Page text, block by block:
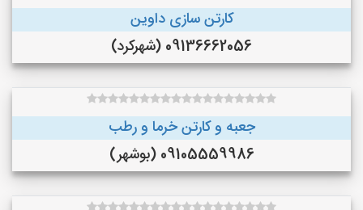
کارتن سازی داوین
09136662056 (شهرکرد)
جعبه و کارتن خرما و‌ رطب
09105559986 (بوشهر)